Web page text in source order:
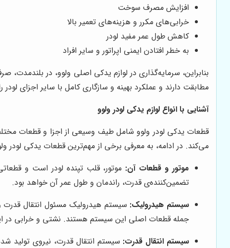
افزایش مصرف سوخت
خرابی‌های مکرر و هزینه‌های تعمیر بالا
کاهش طول عمر مفید لودر
به خطر افتادن ایمنی اپراتور و سایر افراد
بنابراین، سرمایه‌گذاری در لوازم یدکی اصلی ولوو، در
مطابقت دارند و عملکرد بهینه و سازگاری کامل با سایر اجزای
آشنایی با انواع لوازم یدکی لودر ولوو
قطعات یدکی لودر ولوو شامل طیف وسیعی از اجزا و قطعات
می‌کند. در ادامه، به معرفی برخی از مهم‌ترین قطعات یدکی لودر
موتور و قطعات آن: موتور، قلب تپنده لودر است و
تضمین‌کننده‌ی قدرت، راندمان و طول عمر آن خواهد بود.
سیستم هیدرولیک: سیستم هیدرولیک مسئول انتقال قدرت
جمله قطعات اصلی این سیستم هستند. نشتی و خرابی در
سیستم انتقال قدرت: سیستم انتقال قدرت، نیروی تولید